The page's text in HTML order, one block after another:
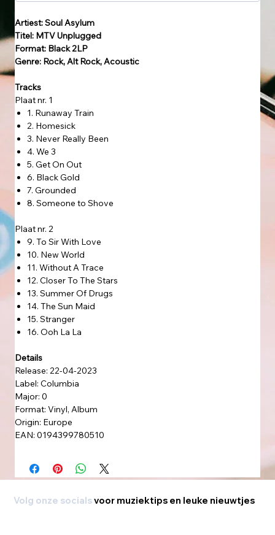
Artiest: Soul Asylum
Titel: MTV Unplugged
Format: Black 2LP
Genre: Rock, Alt Rock, Acoustic
Tracks
Plaat nr. 1
1. Runaway Train
2. Homesick
3. Never Really Been
4. We 3
5. Get On Out
6. Black Gold
7. Grounded
8. Someone to Shove
Plaat nr. 2
9. To Sir With Love
10. New World
11. Without A Trace
12. Closer To The Stars
13. Summer Of Drugs
14. The Sun Maid
15. Stranger
16. Ooh La La
Details
Release: 22-04-2023
Label: Columbia
Major: 0
Format: Vinyl, Album
Origin: Europe
EAN: 0194399780510
Volg onze socialsvoor muziektips en leuke nieuwtjes